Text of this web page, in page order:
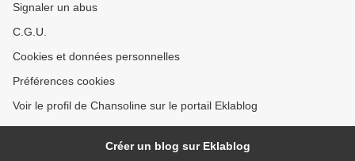
Signaler un abus
C.G.U.
Cookies et données personnelles
Préférences cookies
Voir le profil de Chansoline sur le portail Eklablog
Créer un blog sur Eklablog